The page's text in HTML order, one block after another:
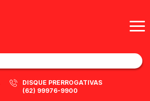
DISQUE PRERROGATIVAS
(62) 99976-9900